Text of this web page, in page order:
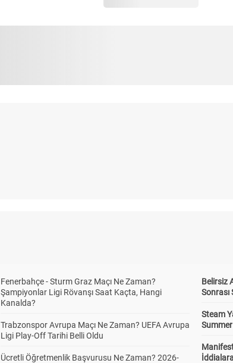
Fenerbahçe - Sturm Graz Maçı Ne Zaman?
Şampiyonlar Ligi Rövanşı Saat Kaçta, Hangi
Kanalda?
Trabzonspor Avrupa Maçı Ne Zaman? UEFA Avrupa
Ligi Play-Off Tarihi Belli Oldu
Ücretli Öğretmenlik Başvurusu Ne Zaman? 2026-
Belirsiz
Sonrası
Steam